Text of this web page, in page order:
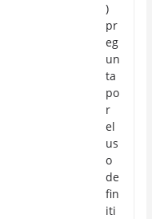
)
pr
eg
un
ta
po
r
el
us
o
de
fin
iti